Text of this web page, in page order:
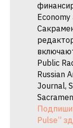
Public
Russian
Journal,
Pulse”